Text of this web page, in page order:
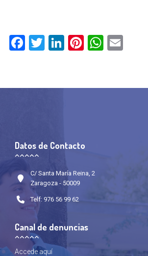
Facebook
Twitter
LinkedIn
Pinterest
Datos de Contacto
C/ Santa María Reina, 2
Zaragoza - 50009
Telf: 976 56 99 62
Canal de denuncias
Accede aquí